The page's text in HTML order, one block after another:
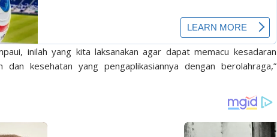
inilah yang kita laksanakan agar dapat memacu kesadaran
kesehatan yang pengaplikasiannya dengan berolahraga,”